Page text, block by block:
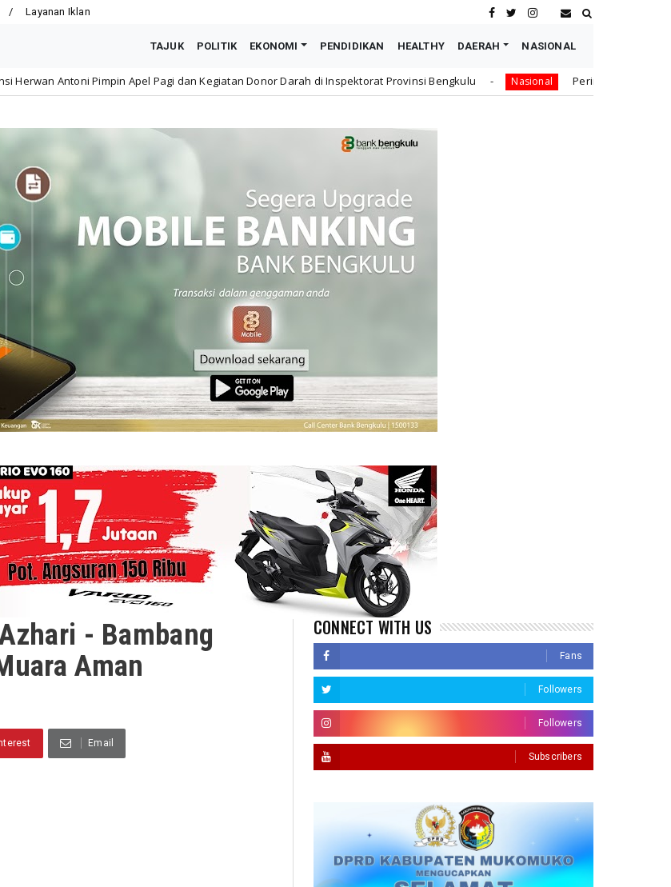
Layanan Iklan
TAJUK POLITIK EKONOMI PENDIDIKAN HEALTHY DAERAH NASIONAL
Apel Pagi dan Kegiatan Donor Darah di Inspektorat Provinsi Bengkulu Nasional Peringati Hari Dharma Wanita Nasional
- Bambang
Aman
Email
CONNECT WITH US
Fans
Followers
Followers
Subscribers